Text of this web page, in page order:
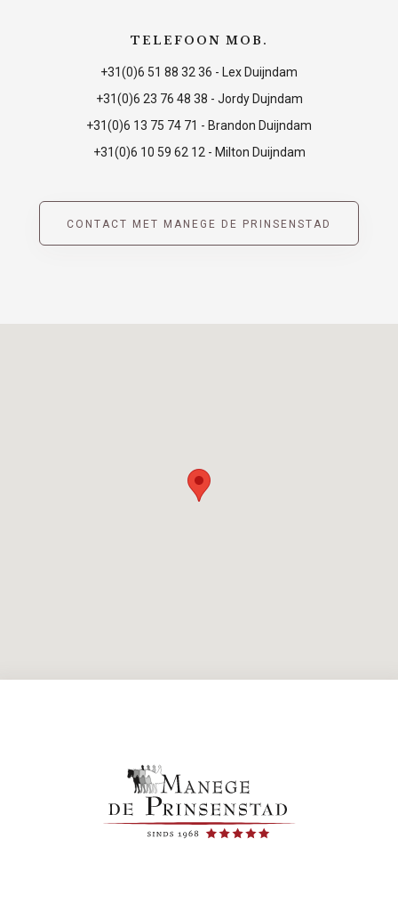
TELEFOON MOB.
+31(0)6 51 88 32 36 - Lex Duijndam
+31(0)6 23 76 48 38 - Jordy Dujndam
+31(0)6 13 75 74 71 - Brandon Duijndam
+31(0)6 10 59 62 12 - Milton Duijndam
CONTACT MET MANEGE DE PRINSENSTAD